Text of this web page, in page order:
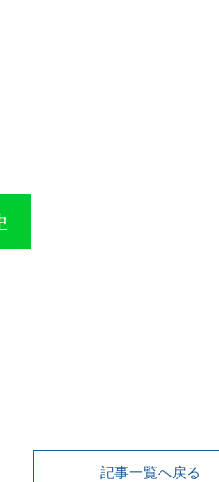
記事一覧へ戻る